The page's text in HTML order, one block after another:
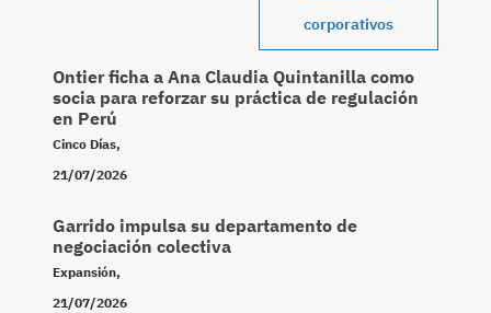
corporativos
Ontier ficha a Ana Claudia Quintanilla como
socia para reforzar su práctica de regulación
en Perú
Cinco Días,
21/07/2026
Garrido impulsa su departamento de
negociación colectiva
Expansión,
21/07/2026